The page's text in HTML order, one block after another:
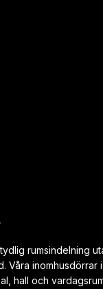
rumsindelning
Våra inomhusdörrar i
hall och